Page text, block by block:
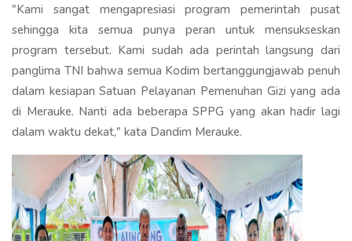
"Kami sangat mengapresiasi program pemerintah pusat
sehingga kita semua punya peran untuk mensukseskan
program tersebut. Kami sudah ada perintah langsung dari
panglima TNI bahwa semua Kodim bertanggungjawab penuh
dalam kesiapan Satuan Pelayanan Pemenuhan Gizi yang ada
di Merauke. Nanti ada beberapa SPPG yang akan hadir lagi
dalam waktu dekat," kata Dandim Merauke.